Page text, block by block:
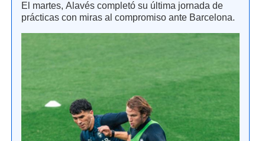
El martes, Alavés completó su última jornada de
prácticas con miras al compromiso ante Barcelona.